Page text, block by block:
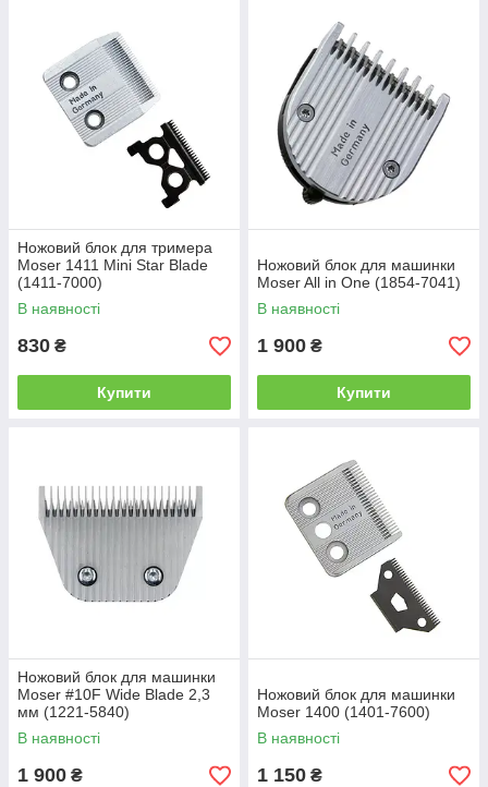
Ножовий блок для тримера
Moser 1411 Mini Star Blade
(1411-7000)
В наявності
830 ₴
Купити
Ножовий блок для машинки
Moser All in One (1854-7041)
В наявності
1 900 ₴
Купити
Ножовий блок для машинки
Moser #10F Wide Blade 2,3
мм (1221-5840)
В наявності
1 900 ₴
Ножовий блок для машинки
Moser 1400 (1401-7600)
В наявності
1 150 ₴